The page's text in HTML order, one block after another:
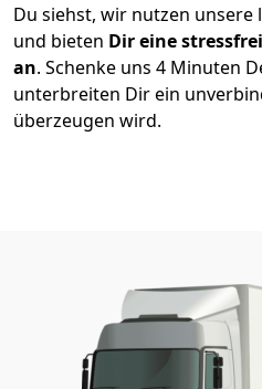
Du siehst, wir nutzen
und bieten Dir eine
an. Schenke uns 4 Minuten
unterbreiten Dir ein
überzeugen wird.